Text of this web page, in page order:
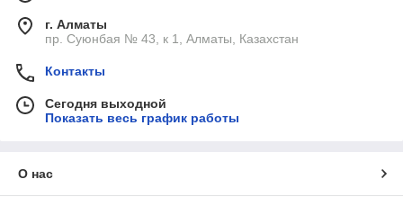
г. Алматы
пр. Суюнбая № 43, к 1, Алматы, Казахстан
Контакты
Сегодня выходной
Показать весь график работы
О нас